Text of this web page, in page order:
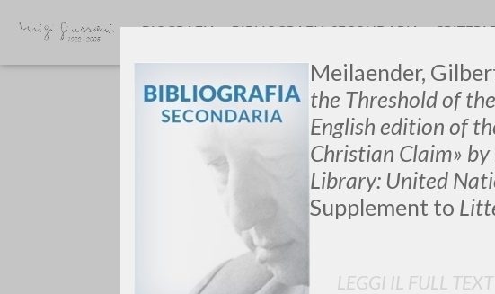
Meilaender,
the Threshold of
English edition of
Christian Claim»
Library: United
Supplement to
LEGGI IL FULL
BIOGRAFIA BIBLIOGRAFIA SECONDARIA CRITERI
TIPOLOGIA OPERA